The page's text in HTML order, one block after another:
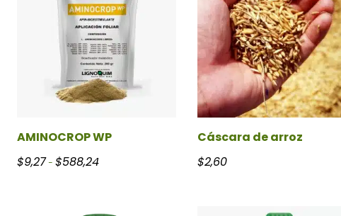
AMINOCROP WP
$9,27 - $588,24Rango de precios: desde $9,27 hasta $588,24
Cáscara de arroz
$2,60